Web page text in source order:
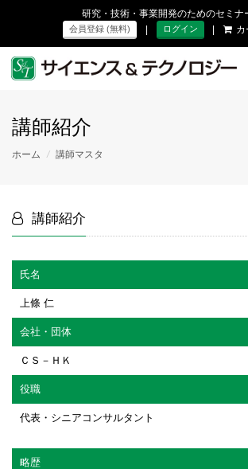
研究・技術・事業開発のためのセミナ
会員登録 (無料) | ログイン | カ
講師紹介
ホーム / 講師マスタ
講師紹介
氏名
上條 仁
会社・団体
ＣＳ－ＨＫ
役職
代表・シニアコンサルタント
略歴